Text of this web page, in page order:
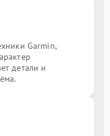
Garmin,
детали и